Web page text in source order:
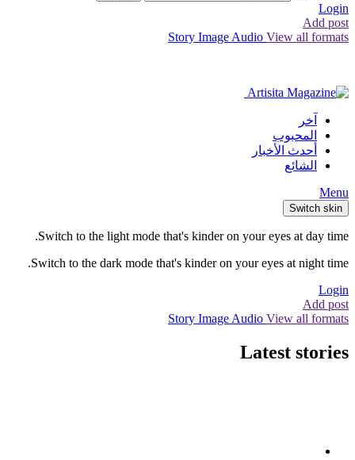
Login
Add post
Story Image Audio View all formats
آخر
المحبوب
أحدث الأخبار
الشائع
Menu
Switch skin
Switch to the light mode that's kinder on your eyes at day time.
Switch to the dark mode that's kinder on your eyes at night time.
Login
Add post
Story Image Audio View all formats
Latest stories